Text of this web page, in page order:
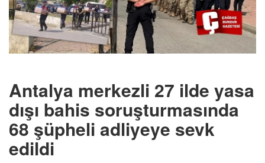
Antalya merkezli 27 ilde yasa
dışı bahis soruşturmasında
68 şüpheli adliyeye sevk
edildi